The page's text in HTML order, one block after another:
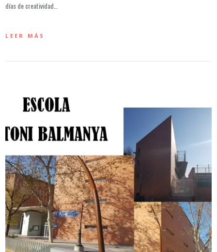
días de creatividad…
LEER MÁS